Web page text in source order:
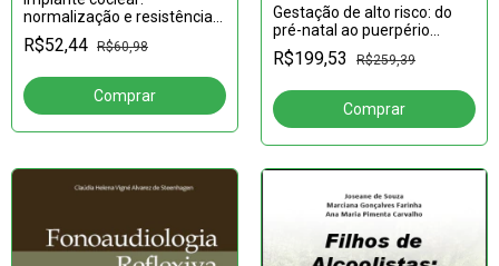
normalização e resistência
surda
R$52,44 R$60,98
Gestação de alto risco: do
pré-natal ao puerpério
volume 02
R$199,53 R$259,39